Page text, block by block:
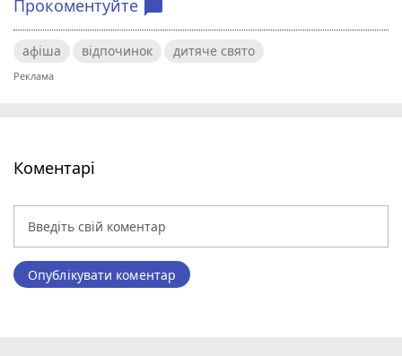
Прокоментуйте chat_bubble
афіша відпочинок дитяче свято
Коментарі
Опублікувати коментар